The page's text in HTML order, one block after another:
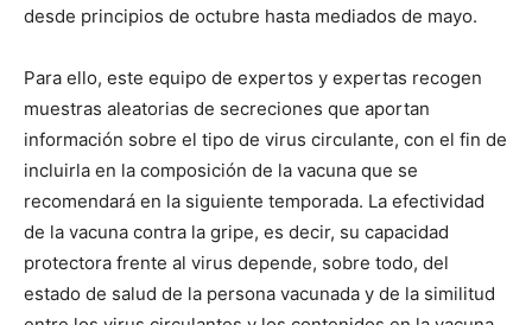
desde principios de octubre hasta mediados de mayo.
Para ello, este equipo de expertos y expertas recogen
muestras aleatorias de secreciones que aportan
información sobre el tipo de virus circulante, con el fin de
incluirla en la composición de la vacuna que se
recomendará en la siguiente temporada. La efectividad
de la vacuna contra la gripe, es decir, su capacidad
protectora frente al virus depende, sobre todo, del
estado de salud de la persona vacunada y de la similitud